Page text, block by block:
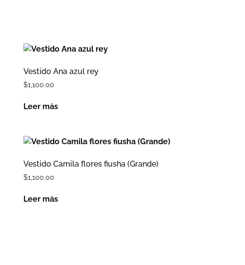
Vestido Ana azul rey
$1,100.00
Leer más
Vestido Camila flores fiusha (Grande)
$1,100.00
Leer más